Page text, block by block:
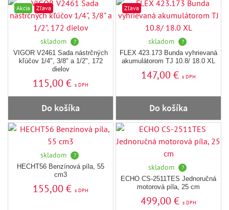
Akcia Zľava
skladom
?
VIGOR V2461 Sada nástrčných
kľúčov 1/4", 3/8" a 1/2", 172
dielov
115,00 € s DPH
Do košíka
Zľava
skladom
?
FLEX 423.173 Bunda vyhrievaná
akumulátorom TJ 10.8/ 18.0 XL
147,00 € s DPH
Do košíka
skladom
?
HECHT56 Benzínová píla, 55
cm3
155,00 € s DPH
skladom
?
ECHO CS-2511TES Jednoručná
motorová píla, 25 cm
499,00 € s DPH